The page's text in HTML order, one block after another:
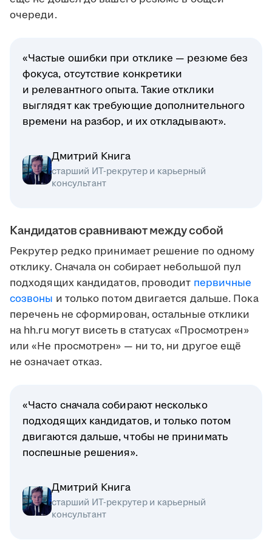
очереди.
«Частые ошибки при отклике — резюме без
фокуса, отсутствие конкретики
и релевантного опыта. Такие отклики
выглядят как требующие дополнительного
времени на разбор, и их откладывают».
Дмитрий Книга
старший ИТ-рекрутер и карьерный
консультант
Кандидатов сравнивают между собой
Рекрутер редко принимает решение по одному
отклику. Сначала он собирает небольшой пул
подходящих кандидатов, проводит первичные
созвоны и только потом двигается дальше. Пока
перечень не сформирован, остальные отклики
на hh.ru могут висеть в статусах «Просмотрен»
или «Не просмотрен» — ни то, ни другое ещё
не означает отказ.
«Часто сначала собирают несколько
подходящих кандидатов, и только потом
двигаются дальше, чтобы не принимать
поспешные решения».
Дмитрий Книга
старший ИТ-рекрутер и карьерный
консультант